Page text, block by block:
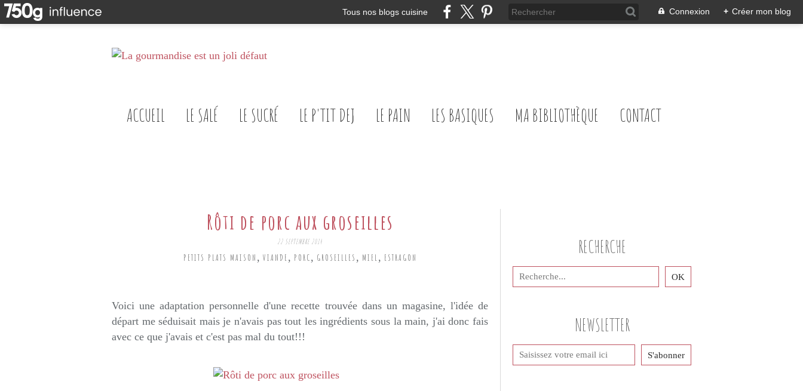
Tous nos blogs cuisine Connexion + Créer mon blog
ACCUEIL LE SALÉ LE SUCRÉ LE P'TIT DEJ LE PAIN LES BASIQUES MA BIBLIOTHÈQUE CONTACT
Rôti de porc aux groseilles
22 SEPTEMBRE 2014
PETITS PLATS MAISON , VIANDE, PORC, GROSEILLES , MIEL, ESTRAGON
Voici une adaptation personnelle d'une recette trouvée dans un magasine, l'idée de
départ me séduisait mais je n'avais pas tout les ingrédients sous la main, j'ai donc fais
avec ce que j'avais et c'est pas mal du tout!!!
NEWSLETTER
RECHERCHE